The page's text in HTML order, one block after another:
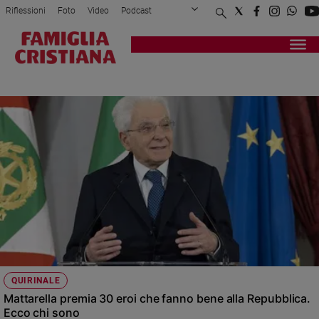
Attualità
Politica
Mondo
Economia
Legalità
e
giustizia
Sport
Interviste
Papa
Papa
Riflessioni Foto Video Podcast
Privacy Policy Chi siamo
Registrati Redazione
QUIRINALE
Mattarella premia 30 eroi che fanno bene alla Repubblica.
Ecco chi sono